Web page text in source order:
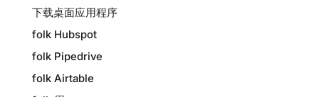
下载桌面应用程序
folk Hubspot
folk Pipedrive
folk Airtable